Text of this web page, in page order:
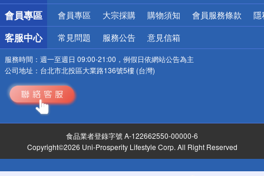
會員專區 會員專區 大宗採購 購物須知 會員服務條款 隱
客服中心 常見問題 服務公告 意見信箱
服務時間： 週一至週日 09:00-21:00，例假日依網站公告為主
公司地址： 台北市北投區大業路136號5樓 (台灣)
食品業者登錄字號 A-122662550-00000-6
Copyright©2026 Uni-Prosperity Lifestyle Corp. All Right Reserved